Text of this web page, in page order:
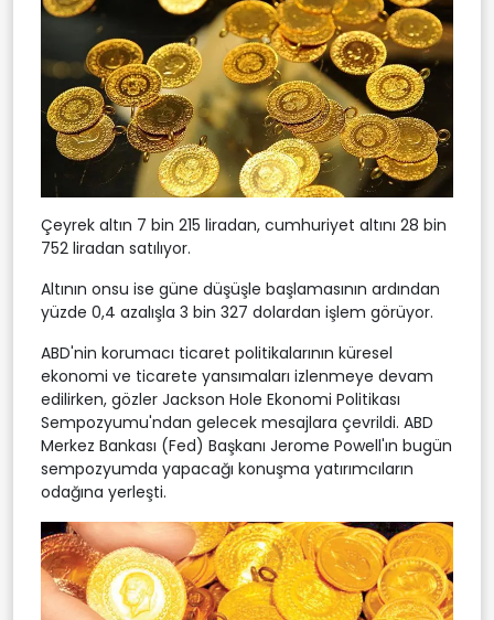
Çeyrek altın 7 bin 215 liradan, cumhuriyet altını 28 bin
752 liradan satılıyor.
Altının onsu ise güne düşüşle başlamasının ardından
yüzde 0,4 azalışla 3 bin 327 dolardan işlem görüyor.
ABD'nin korumacı ticaret politikalarının küresel
ekonomi ve ticarete yansımaları izlenmeye devam
edilirken, gözler Jackson Hole Ekonomi Politikası
Sempozyumu'ndan gelecek mesajlara çevrildi. ABD
Merkez Bankası (Fed) Başkanı Jerome Powell'ın bugün
sempozyumda yapacağı konuşma yatırımcıların
odağına yerleşti.